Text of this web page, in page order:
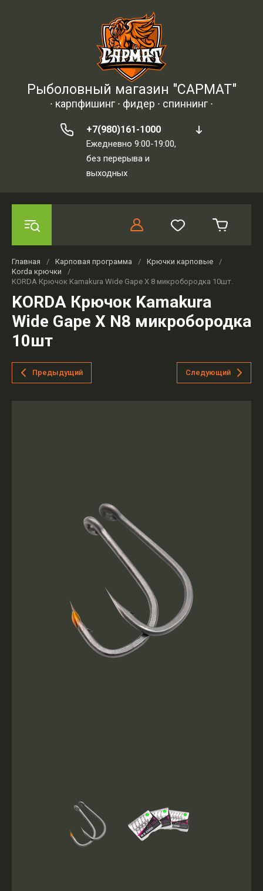
Рыболовный магазин "САРМАТ"
∙ карпфишинг ∙ фидер ∙ спиннинг ∙
+7(980)161-1000
Ежедневно 9:00-19:00,
без перерыва и
выходных
Главная / Карповая программа / Крючки карповые
/
Korda крючки
/
KORDA Крючок Kamakura Wide Gape X 8 микробородка 10шт.
KORDA Крючок Kamakura
Wide Gape X N8 микробородка
10шт
Предыдущий Следующий